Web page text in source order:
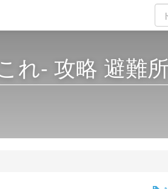
れ- 攻略 避難所